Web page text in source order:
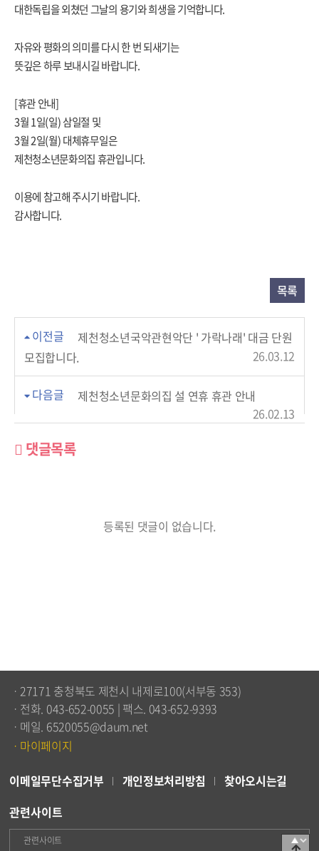
대한독립을 외쳤던 그날의 용기와 희생을 기억합니다.
자유와 평화의 의미를 다시 한 번 되새기는
뜻깊은 하루 보내시길 바랍니다.
[휴관 안내]
3월 1일(일) 삼일절 및
3월 2일(월) 대체휴무일은
제천청소년문화의집 휴관입니다.
이용에 참고해 주시기 바랍니다.
감사합니다.
목록
이전글
제천청소년국악관현악단 ' 가락나래' 대금 단원
모집합니다.
26.03.12
다음글
제천청소년문화의집 설 연휴 휴관 안내
26.02.13
댓글목록
등록된 댓글이 없습니다.
ㆍ27171 충청북도 제천시 내제로100(서부동 353)
ㆍ전화. 043-652-0055 | 팩스. 043-652-9393
ㆍ메일. 6520055@daum.net
ㆍ마이페이지
이메일무단수집거부 개인정보처리방침
찾아오시는길
관련사이트